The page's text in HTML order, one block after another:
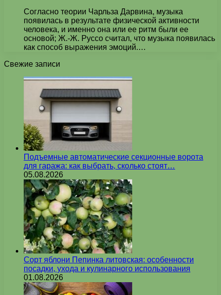
Согласно теории Чарльза Дарвина, музыка
появилась в результате физической активности
человека, и именно она или ее ритм были ее
основой; Ж.-Ж. Руссо считал, что музыка появилась
как способ выражения эмоций.…
Свежие записи
Подъемные автоматические секционные ворота
для гаража: как выбрать, сколько стоят…
05.08.2026
Сорт яблони Пепинка литовская: особенности
посадки, ухода и кулинарного использования
01.08.2026